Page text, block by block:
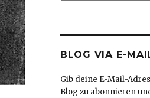
BLOG VIA E-
Gib deine E-Mail-
Blog zu abonnieren